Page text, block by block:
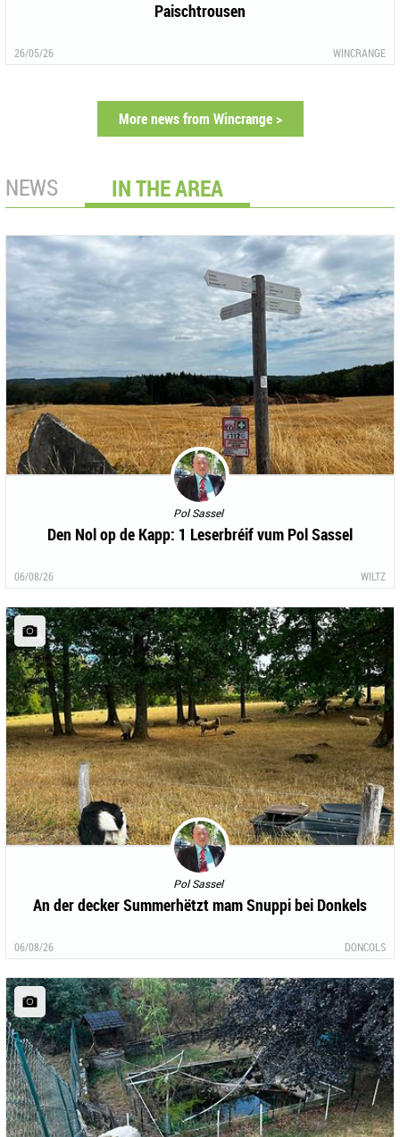
Paischtrousen
26/05/26 WINCRANGE
More news from Wincrange >
NEWS IN THE AREA
Pol Sassel
Den Nol op de Kapp: 1 Leserbréif vum Pol Sassel
06/08/26 WILTZ
Pol Sassel
An der decker Summerhëtzt mam Snuppi bei Donkels
06/08/26 DONCOLS